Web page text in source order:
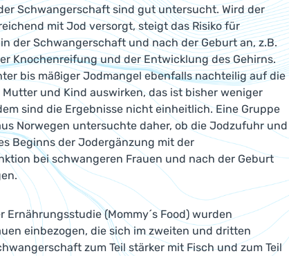
Schwangerschaft sind gut untersucht. Wird der
mit Jod versorgt, steigt das Risiko für
der Schwangerschaft und nach der Geburt an, z.B.
Knochenreifung und der Entwicklung des Gehirns.
bis mäßiger Jodmangel ebenfalls nachteilig auf die
und Kind auswirken, das ist bisher weniger
sind die Ergebnisse nicht einheitlich. Eine Gruppe
Norwegen untersuchte daher, ob die Jodzufuhr und
Beginns der Jodergänzung mit der
bei schwangeren Frauen und nach der Geburt
Ernährungsstudie (Mommy´s Food) wurden
einbezogen, die sich im zweiten und dritten
zum Teil stärker mit Fisch und zum Teil